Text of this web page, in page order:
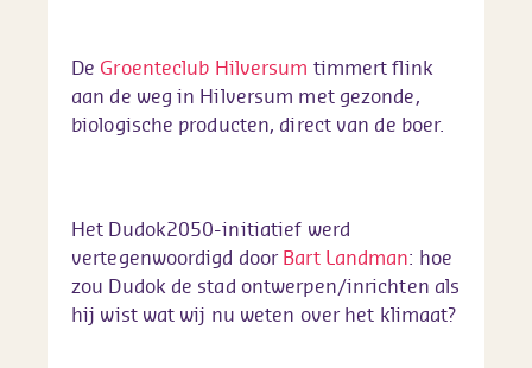
De Groenteclub Hilversum timmert flink
aan de weg in Hilversum met gezonde,
biologische producten, direct van de boer.
Het Dudok2050-initiatief werd
vertegenwoordigd doorBart Landman: hoe
zou Dudok de stad ontwerpen/inrichten als
hij wist wat wij nu weten over het klimaat?